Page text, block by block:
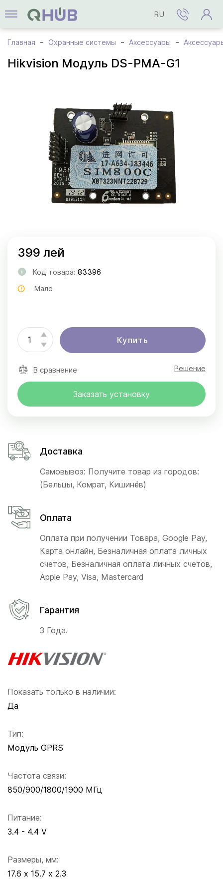
RU
Главная Охранные системы Аксессуары
Hikvision Модуль DS-PMA-G1
Показать только в наличии:
Да
Тип:
Модуль GPRS
Частота связи:
850/900/1800/1900 МГц
Питание:
3.4 - 4.4 V
Размеры, мм:
17.6 х 15.7 х 2.3
399 лей
Код товара: 83396
Мало
Купить
В сравнение Решение
Заказать установку
Доставка
Самовывоз: Получите товар из городов:
(Бельцы, Комрат, Кишинёв)
Оплата
Оплата при получении Товара, Google Pay,
Карта онлайн, Безналичная оплата личных
счетов, Безналичная оплата личных счетов,
Apple Pay, Visa, Mastercard
Гарантия
3 Года.